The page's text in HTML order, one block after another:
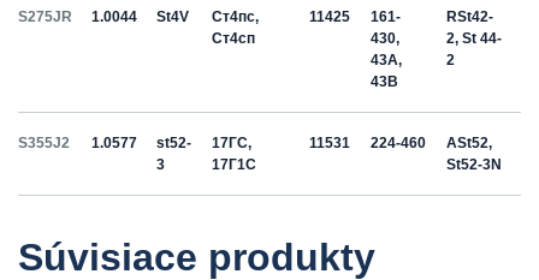
S275JR 1.0044 St4V
Ст4пс,
Ст4сп
11425
161-
430,
43A,
43B
RSt42-
2, St 44-
2
S355J2 1.0577
st52-
3
17ГС,
17Г1С
11531 224-460
ASt52,
St52-3N
Súvisiace produkty